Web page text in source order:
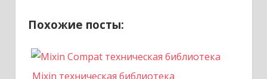
Похожие посты:
Mixin техническая библиотека